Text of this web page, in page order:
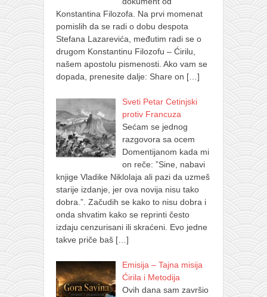
Konstantina Filozofa. Na prvi momenat
pomislih da se radi o dobu despota
Stefana Lazarevića, međutim radi se o
drugom Konstantinu Filozofu – Ćirilu,
našem apostolu pismenosti. Ako vam se
dopada, prenesite dalje: Share on […]
Sveti Petar Cetinjski
protiv Francuza
Sećam se jednog
razgovora sa ocem
Domentijanom kada mi
on reče: ”Sine, nabavi
knjige Vladike Niklolaja ali pazi da uzmeš
starije izdanje, jer ova novija nisu tako
dobra.”. Začudih se kako to nisu dobra i
onda shvatim kako se reprinti često
izdaju cenzurisani ili skraćeni. Evo jedne
takve priče baš […]
Emisija – Tajna misija
Ćirila i Metodija
Ovih dana sam završio